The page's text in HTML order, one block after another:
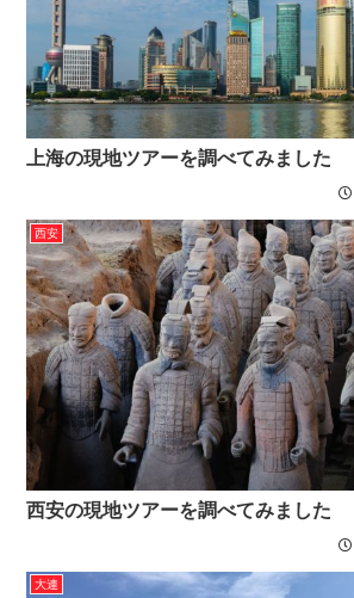
上海の現地ツアーを調べてみました
西安
西安の現地ツアーを調べてみました
大連